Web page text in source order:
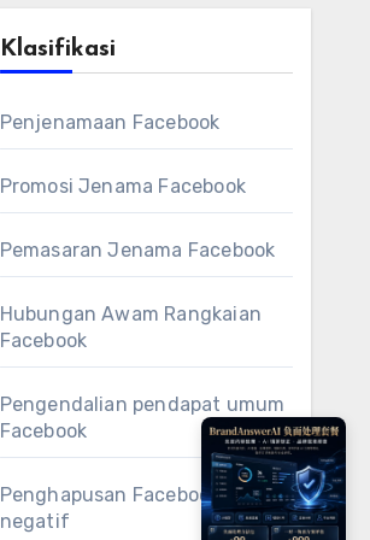
Klasifikasi
Penjenamaan Facebook
Promosi Jenama Facebook
Pemasaran Jenama Facebook
Hubungan Awam Rangkaian
Facebook
Pengendalian pendapat umum
Facebook
Penghapusan Facebook
negatif